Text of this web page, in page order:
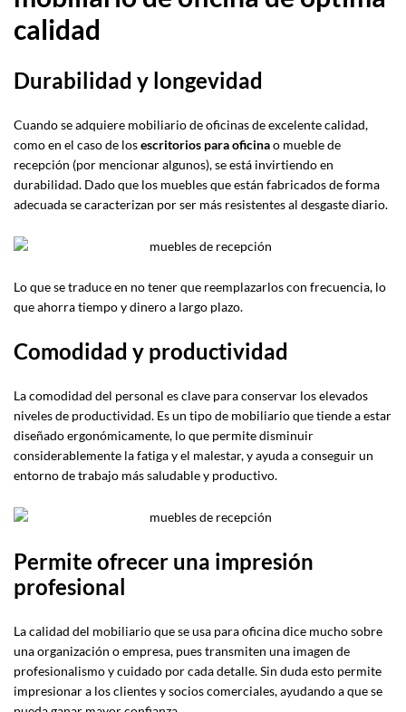
calidad
Durabilidad y longevidad
Cuando se adquiere mobiliario de oficinas de excelente calidad,
como en el caso de losescritorios para oficinao mueble de
recepción (por mencionar algunos), se está invirtiendo en
durabilidad. Dado que los muebles que están fabricados de forma
adecuada se caracterizan por ser más resistentes al desgaste diario.
Lo que se traduce en no tener que reemplazarlos con frecuencia, lo
que ahorra tiempo y dinero a largo plazo.
Comodidad y productividad
La comodidad del personal es clave para conservar los elevados
niveles de productividad. Es un tipo de mobiliario que tiende a estar
diseñado ergonómicamente, lo que permite disminuir
considerablemente la fatiga y el malestar, y ayuda a conseguir un
entorno de trabajo más saludable y productivo.
Permite ofrecer una impresión
profesional
La calidad del mobiliario que se usa para oficina dice mucho sobre
una organización o empresa, pues transmiten una imagen de
profesionalismo y cuidado por cada detalle. Sin duda esto permite
impresionar a los clientes y socios comerciales, ayudando a que se